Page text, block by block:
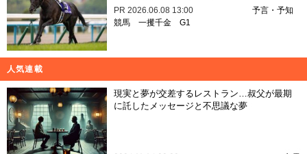
PR 2026.06.08 13:00
予言・予知
競馬 一攫千金 G1
人気連載
現実と夢が交差するレストラン…叔父が最期
に託したメッセージと不思議な夢